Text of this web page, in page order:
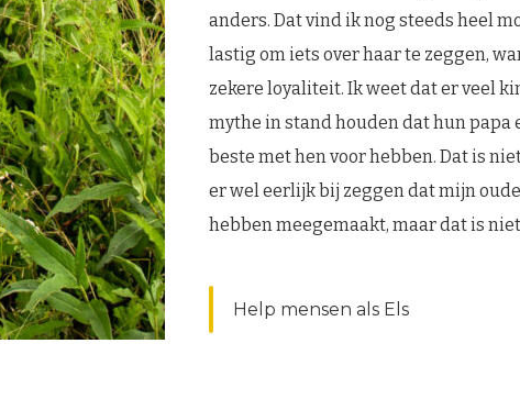
anders. Dat vind ik nog steeds heel
lastig om iets over haar te zeggen,
zekere loyaliteit. Ik weet dat er veel
mythe in stand houden dat hun papa
beste met hen voor hebben. Dat is
er wel eerlijk bij zeggen dat mijn
hebben meegemaakt, maar dat is niet
Help mensen als Els